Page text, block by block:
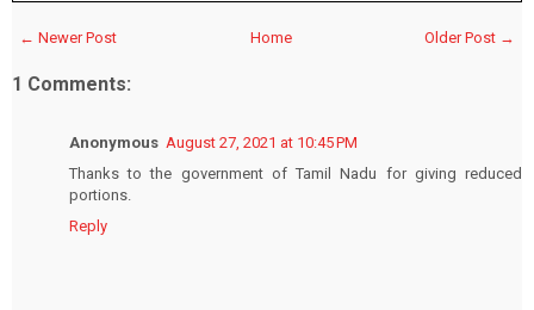
← Newer Post Older Post →
Home
1 Comments:
Anonymous August 27, 2021 at 10:45 PM
Thanks to the government of Tamil Nadu for giving reduced
portions.
Reply